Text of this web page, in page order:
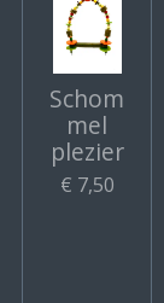
Schom
mel
plezier
€ 7,50